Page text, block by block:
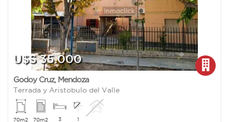
U$S 35.000
Godoy Cruz, Mendoza
Terrada y Aristobulo del Valle
70m2 70m2 3 1